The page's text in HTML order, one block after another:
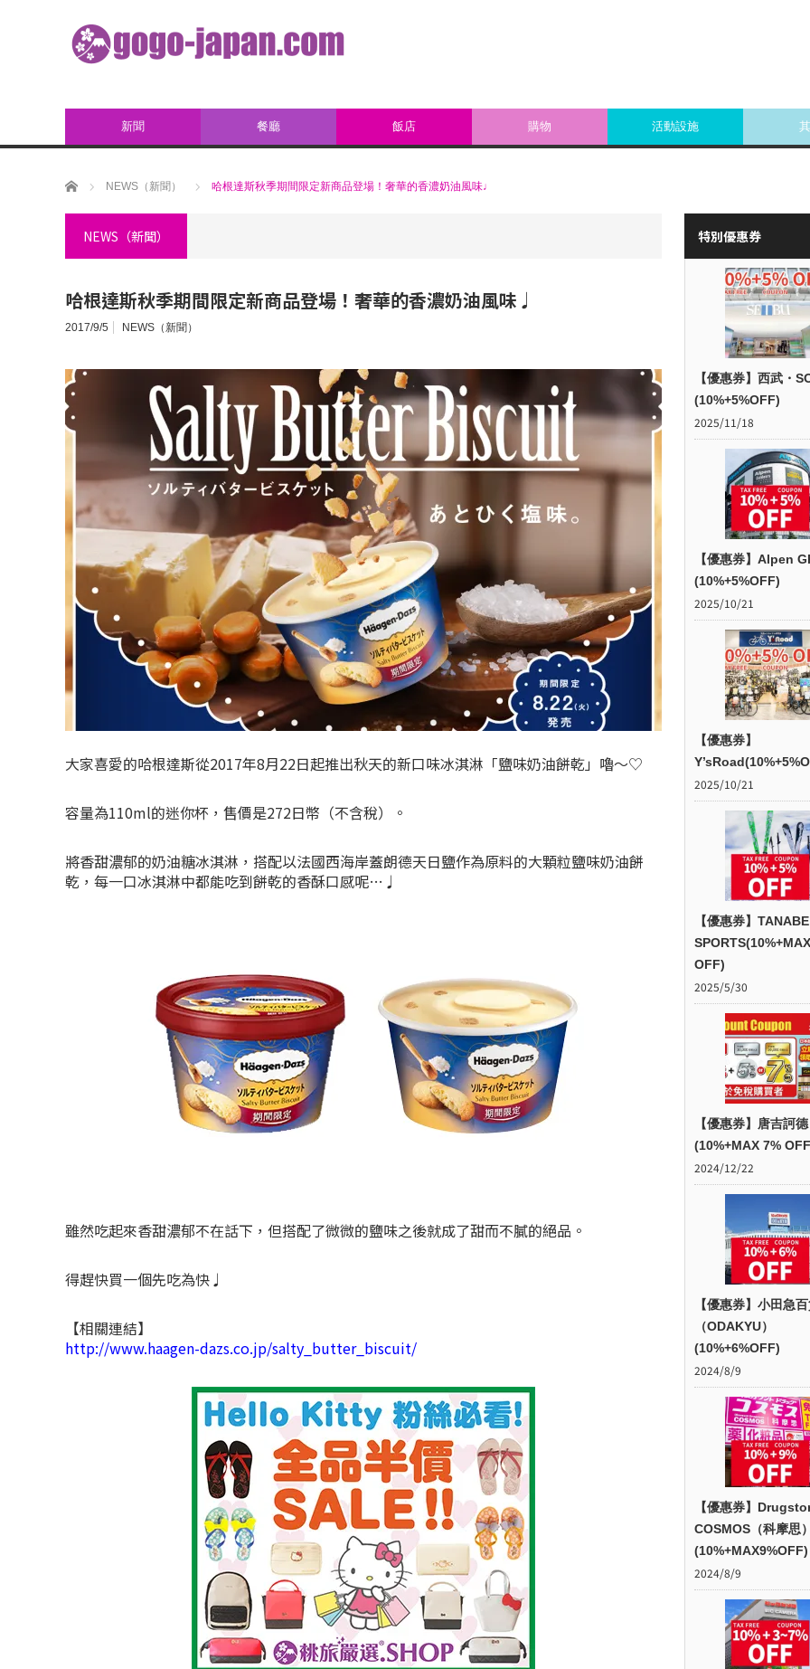
新聞 餐廳 飯店 購物 活動設施
ホーム NEWS（新聞） 哈根達斯秋季期間限定新商品登場！奢華的香濃奶油風味♩
NEWS（新聞）
哈根達斯秋季期間限定新商品登場！奢華的香濃奶油風味♩
2017/9/5 NEWS（新聞）
大家喜愛的哈根達斯從2017年8月22日起推出秋天的新口味冰淇淋「鹽味奶油餅乾」嚕～♡
容量為110ml的迷你杯，售價是272日幣（不含稅）。
將香甜濃郁的奶油糖冰淇淋，搭配以法國西海岸蓋朗德天日鹽作為原料的大顆粒鹽味奶油餅
乾，每一口冰淇淋中都能吃到餅乾的香酥口感呢…♩
雖然吃起來香甜濃郁不在話下，但搭配了微微的鹽味之後就成了甜而不膩的絕品。
得趕快買一個先吃為快♩
【相關連結】
http://www.haagen-dazs.co.jp/salty_butter_biscuit/
特別優惠券
【優惠券】西武・
(10%+5%OFF)
2025/11/18
【優惠券】Alpen
(10%+5%OFF)
2025/10/21
【優惠券】
2025/10/21
【優惠券】TANABE
OFF)
2025/5/30
【優惠券】唐吉訶德
(10%+MAX 7%
2024/12/22
【優惠券】小田急
（ODAKYU）
(10%+6%OFF)
2024/8/9
【優惠券】
COSMOS（科摩思
(10%+MAX9%OFF)
2024/8/9